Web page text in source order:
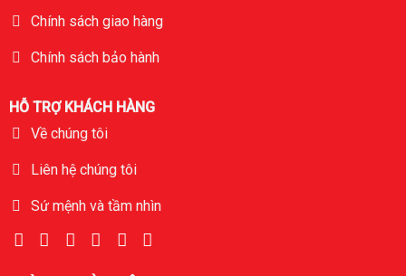
Chính sách giao hàng
Chính sách bảo hành
HỖ TRỢ KHÁCH HÀNG
Về chúng tôi
Liên hệ chúng tôi
Sứ mệnh và tầm nhìn